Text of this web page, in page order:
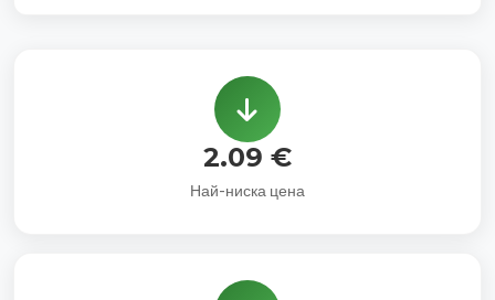
2.09 €
Най-ниска цена